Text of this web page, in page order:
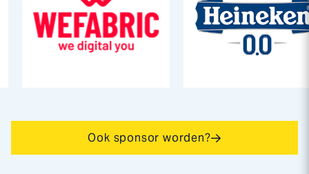
Ook sponsor worden?